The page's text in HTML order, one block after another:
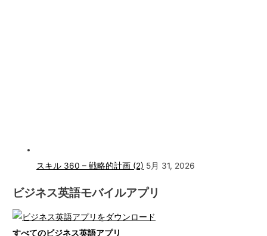
スキル 360 – 戦略的計画 (2) 5月 31, 2026
ビジネス英語モバイルアプリ
すべてのビジネス英語アプリ